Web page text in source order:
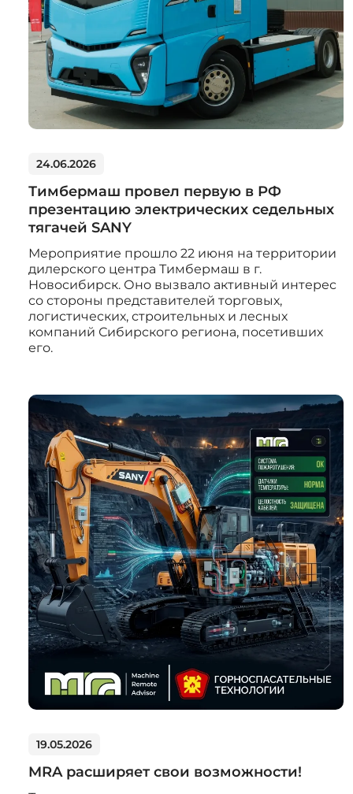
24.06.2026
Тимбермаш провел первую в РФ
презентацию электрических седельных
тягачей SANY
Мероприятие прошло 22 июня на территории
дилерского центра Тимбермаш в г.
Новосибирск. Оно вызвало активный интерес
со стороны представителей торговых,
логистических, строительных и лесных
компаний Сибирского региона, посетивших
его.
19.05.2026
MRA расширяет свои возможности!